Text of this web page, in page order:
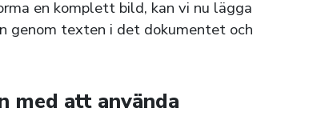
en komplett bild, kan vi nu lägga
genom texten i det dokumentet och
med att använda